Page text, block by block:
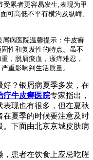
累者更容易发生,表现为甲
可高低不平有横沟及纵嵴,
病医院温馨提示：牛皮癣
性和复发性的特点。虽不
，脱屑瘀血，瘙痒难忍，
重影响到生活质量。
好？银屑病夏季多发，在
疗牛皮癣医院专家指出，
现也有很多，但在夏秋
在夏季的时候要注意及时
。下面由北京京城皮肤病
患者在饮食上应忌吃腥